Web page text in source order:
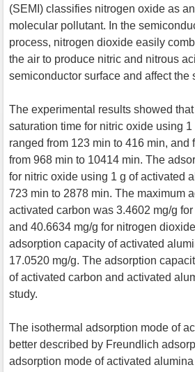
(SEMI) classifies nitrogen oxide as
molecular pollutant. In the
process, nitrogen dioxide easily
the air to produce nitric and nitrous
semiconductor surface and affect the
The experimental results showed
saturation time for nitric oxide using
ranged from 123 min to 416 min, and
from 968 min to 10414 min. The
for nitric oxide using 1 g of activated
723 min to 2878 min. The maximum
activated carbon was 3.4602 mg/g
and 40.6634 mg/g for nitrogen
adsorption capacity of activated
17.0520 mg/g. The adsorption
of activated carbon and activated
study.
The isothermal adsorption mode of
better described by Freundlich
adsorption mode of activated